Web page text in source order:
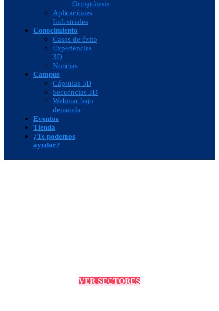
Ortoprótesis
Aplicaciones
Industriales
Conocimiento
Casos de éxito
Experiencias
3D
Noticias
Campus
Cápsulas 3D
Secuencias 3D
Webinar bajo
demanda
Eventos
Tienda
¿Te podemos
ayudar?
VER SECTORES